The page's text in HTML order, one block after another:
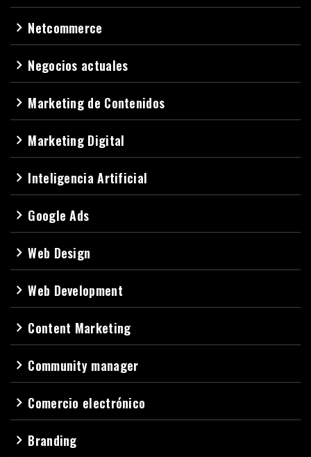
navigate_next Netcommerce
navigate_next Negocios actuales
navigate_next Marketing de Contenidos
navigate_next Marketing Digital
navigate_next Inteligencia Artificial
navigate_next Google Ads
navigate_nextWeb Design
navigate_nextWeb Development
navigate_next Content Marketing
navigate_next Community manager
navigate_next Comercio electrónico
navigate_next Branding